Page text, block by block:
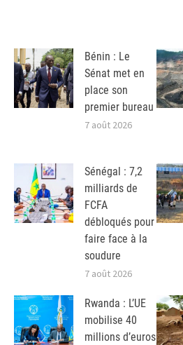
Bénin : Le
Sénat met en
place son
premier bureau
7 août 2026
Sénégal : 7,2
milliards de
FCFA
débloqués pour
faire face à la
soudure
7 août 2026
Rwanda : L’UE
mobilise 40
millions d’euros